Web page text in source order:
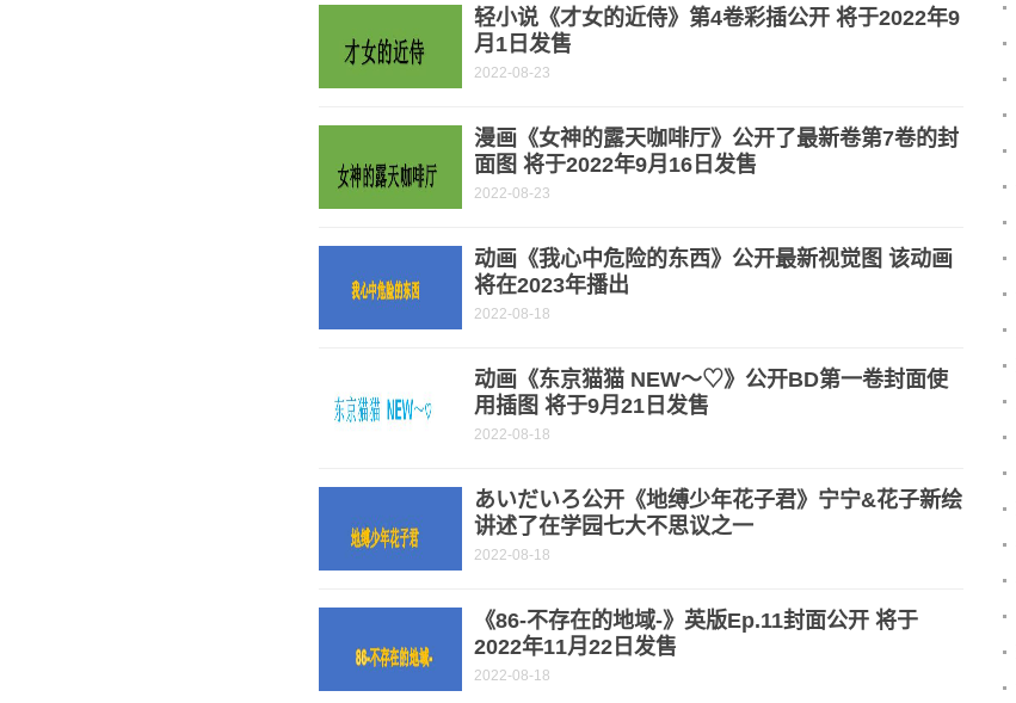
轻小说《才女的近侍》第4卷彩插公开 将于2022年9
月1日发售
2022-08-23
漫画《女神的露天咖啡厅》公开了最新卷第7卷的封
面图 将于2022年9月16日发售
2022-08-23
动画《我心中危险的东西》公开最新视觉图 该动画
将在2023年播出
2022-08-18
动画《东京猫猫 NEW～♡》公开BD第一卷封面使
用插图 将于9月21日发售
2022-08-18
あいだいろ公开《地缚少年花子君》宁宁&花子新绘
讲述了在学园七大不思议之一
2022-08-18
《86-不存在的地域-》英版Ep.11封面公开 将于
2022年11月22日发售
2022-08-18